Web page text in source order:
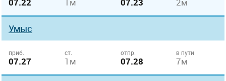
Умыс
приб.
07.27
ст.
1м
отпр.
07.28
в пути
7м